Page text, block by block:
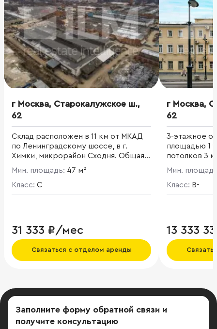
г Москва, Старокалужское ш.,
62
Склад расположен в 11 км от МКАД
по Ленинградскому шоссе, в г.
Химки, микрорайон Сходня. Общая
площадь комплекса составляет 200
000 кв. м.
Мин. площадь: 47 м²
Класс: C
31 333 ₽/мес
Связаться с отделом аренды
г Москва,
62
3-этажное
площадью 1
потолков 3 м.
Мин.
Класс: B-
13 333
Заполните форму обратной связи и
получите консультацию